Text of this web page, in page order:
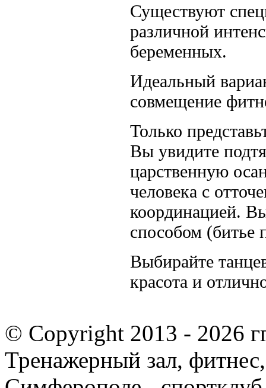
Существуют
различной
беременных.
Идеальный
совмещение
Только
Вы увидите
царственную
человека с
координацией.
способом (битье
Выбирайте
красота и
© Copyright 2013 - 2026
Тренажерный зал,